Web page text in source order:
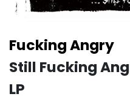
Fucking Angry
Still Fucking
LP